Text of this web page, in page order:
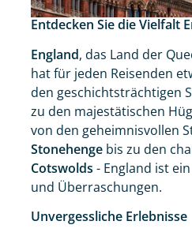
Entdecken Sie die Vielfalt
England, das Land der
hat für jeden Reisenden
den geschichtsträchtigen
zu den majestätischen
von den geheimnisvollen
Stonehenge bis zu den
Cotswolds - England ist
und Überraschungen.
Unvergessliche Erlebnisse